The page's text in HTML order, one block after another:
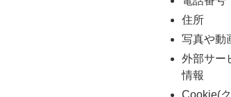
住所
写真や動
外部サー
情報